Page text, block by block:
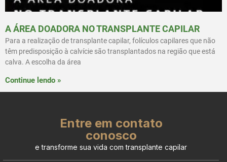
A ÁREA DOADORA NO TRANSPLANTE CAPILAR
Para a realização de transplante capilar, folículos capilares que não
têm predisposição à calvície são transplantados na região que está
calva. A escolha da área
Continue lendo »
Entre em contato
conosco
e transforme sua vida com transplante capilar